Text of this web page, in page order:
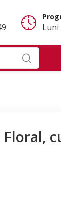
Luni